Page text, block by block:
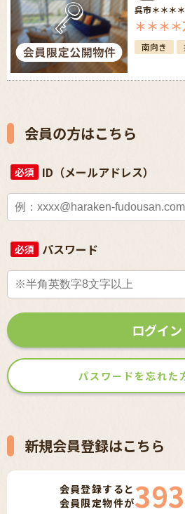
呉市＊＊＊＊
＊＊＊＊
南向き
会員の方はこちら
必須 ID（メールアドレス）
必須 パスワード
ログイン
パスワードを忘れた
新規会員登録はこちら
会員登録すると
会員限定物件が393